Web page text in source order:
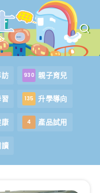
930 親子育兒
135 升學導向
4 產品試用